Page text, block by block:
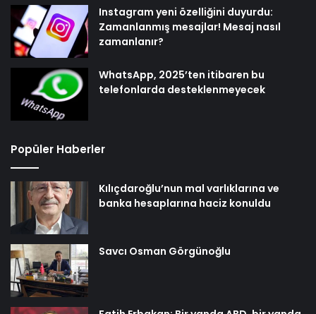
Instagram yeni özelliğini duyurdu:
Zamanlanmış mesajlar! Mesaj nasıl
zamanlanır?
WhatsApp, 2025’ten itibaren bu
telefonlarda desteklenmeyecek
Popüler Haberler
Kılıçdaroğlu’nun mal varlıklarına ve
banka hesaplarına haciz konuldu
Savcı Osman Görgünoğlu